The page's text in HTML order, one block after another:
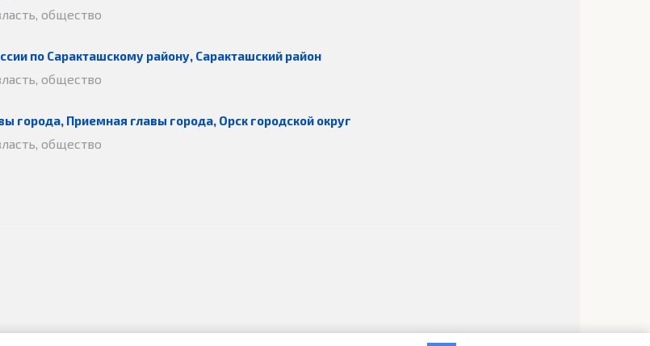
общество
по Саракташскому району, Саракташский район
общество
города, Приемная главы города, Орск городской округ
общество